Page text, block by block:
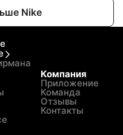
Nike
Компания
Приложение
Команда
Отзывы
Контакты